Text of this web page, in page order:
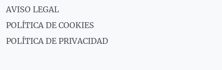
AVISO LEGAL
POLÍTICA DE COOKIES
POLÍTICA DE PRIVACIDAD